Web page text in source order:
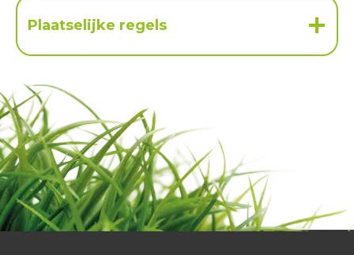
Plaatselijke regels